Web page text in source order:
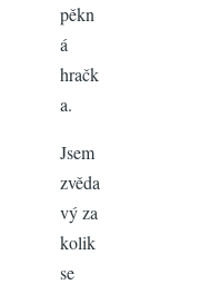
pěkn
á
hračk
a.
Jsem
zvěda
vý za
kolik
se